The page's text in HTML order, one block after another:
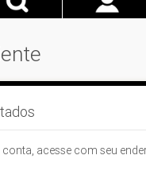
acesse com seu